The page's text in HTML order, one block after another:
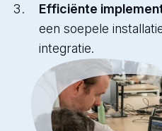
Efficiënte
een soepele
integratie.